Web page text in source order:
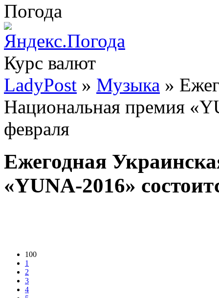
Погода
Курс валют
LadyPost » Музыка »
Национальная премия
февраля
Ежегодная
«YUNA-2016»
100
1
2
3
4